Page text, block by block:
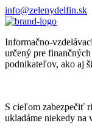
info@zelenydelfin.sk
Informačno-
určený pre
podnikateľov, ako aj
S cieľom zabezpečiť
ukladáme niekedy na